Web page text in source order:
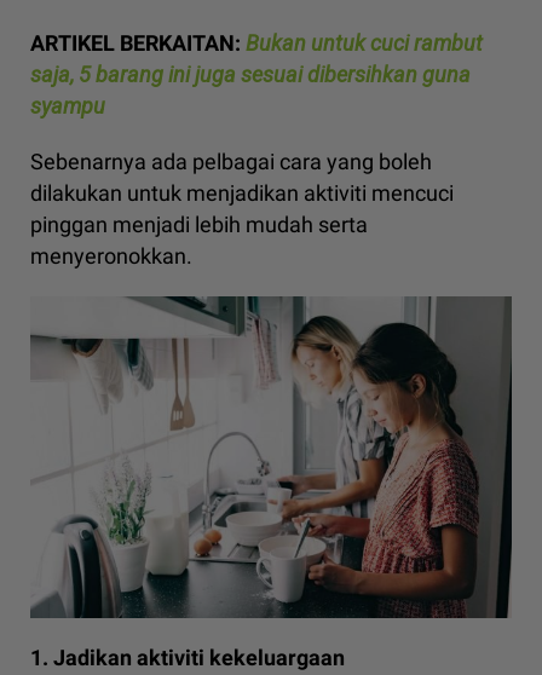
ARTIKEL BERKAITAN: Bukan untuk cuci rambut
saja, 5 barang ini juga sesuai dibersihkan guna
syampu
Sebenarnya ada pelbagai cara yang boleh
dilakukan untuk menjadikan aktiviti mencuci
pinggan menjadi lebih mudah serta
menyeronokkan.
1. Jadikan aktiviti kekeluargaan